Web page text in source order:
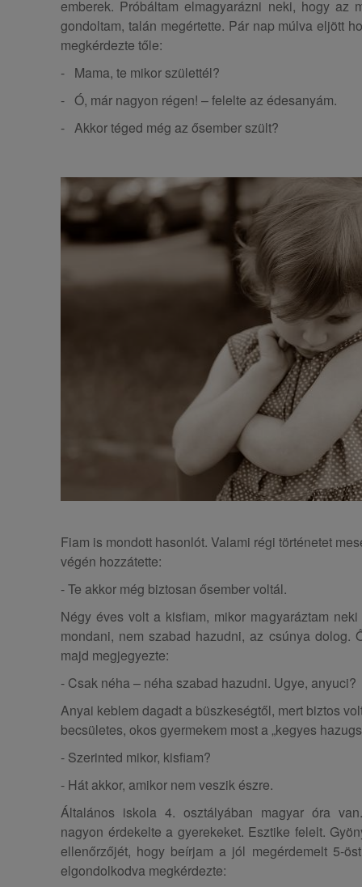
emberek. Próbáltam elmagyarázni neki, hogy az
gondoltam, talán megértette. Pár nap múlva eljött
megkérdezte tőle:
- Mama, te mikor születtél?
- Ó, már nagyon régen! – felelte az édesanyám.
- Akkor téged még az ősember szült?
Fiam is mondott hasonlót. Valami régi történetet
végén hozzátette:
- Te akkor még biztosan ősember voltál.
Négy éves volt a kisfiam, mikor magyaráztam
mondani, nem szabad hazudni, az csúnya dolog.
majd megjegyezte:
- Csak néha – néha szabad hazudni. Ugye, anyuci?
Anyai keblem dagadt a büszkeségtől, mert biztos
becsületes, okos gyermekem most a „kegyes
- Szerinted mikor, kisfiam?
- Hát akkor, amikor nem veszik észre.
Általános iskola 4. osztályában magyar óra
nagyon érdekelte a gyerekeket. Esztike felelt.
ellenőrzőjét, hogy beírjam a jól megérdemelt 5-
elgondolkodva megkérdezte: